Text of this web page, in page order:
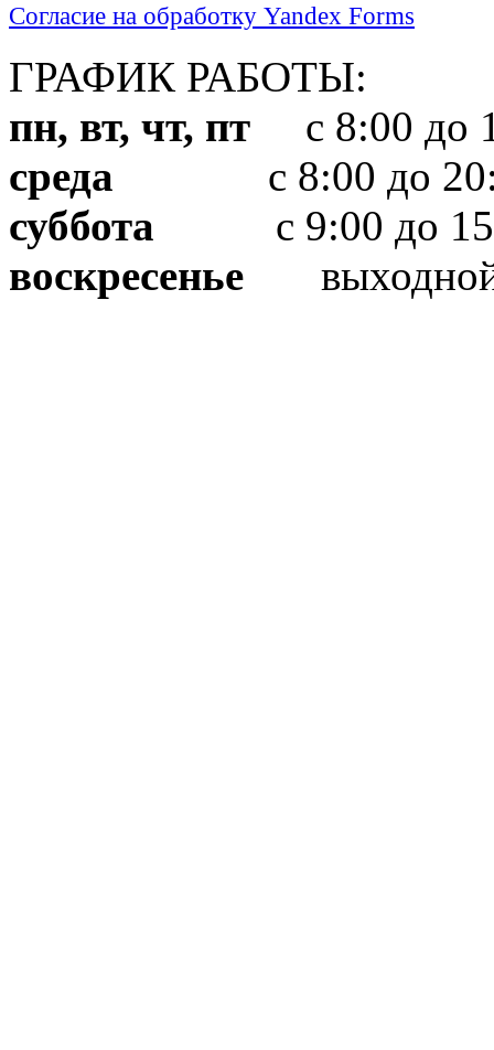
Согласие на обработку Yandex Forms
ГРАФИК РАБОТЫ:
пн, вт, чт, пт с 8:00 до
среда с 8:00 до
суббота с 9:00 до
воскресенье